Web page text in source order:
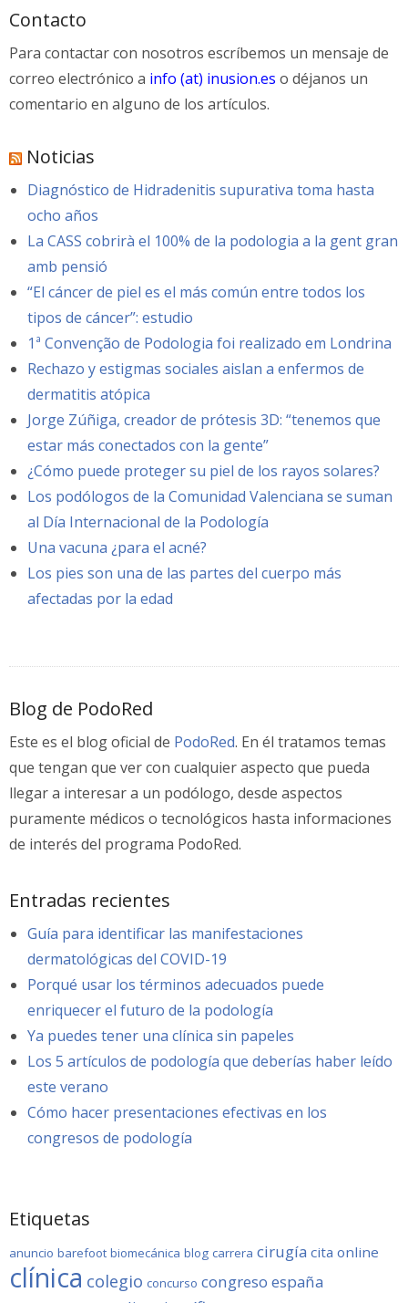
Contacto
Para contactar con nosotros escríbemos un mensaje de
correo electrónico a info (at) inusion.es o déjanos un
comentario en alguno de los artículos.
Noticias
Diagnóstico de Hidradenitis supurativa toma hasta
ocho años
La CASS cobrirà el 100% de la podologia a la gent gran
amb pensió
“El cáncer de piel es el más común entre todos los
tipos de cáncer”: estudio
1ª Convenção de Podologia foi realizado em Londrina
Rechazo y estigmas sociales aislan a enfermos de
dermatitis atópica
Jorge Zúñiga, creador de prótesis 3D: “tenemos que
estar más conectados con la gente”
¿Cómo puede proteger su piel de los rayos solares?
Los podólogos de la Comunidad Valenciana se suman
al Día Internacional de la Podología
Una vacuna ¿para el acné?
Los pies son una de las partes del cuerpo más
afectadas por la edad
Blog de PodoRed
Este es el blog oficial de PodoRed. En él tratamos temas
que tengan que ver con cualquier aspecto que pueda
llegar a interesar a un podólogo, desde aspectos
puramente médicos o tecnológicos hasta informaciones
de interés del programa PodoRed.
Entradas recientes
Guía para identificar las manifestaciones
dermatológicas del COVID-19
Porqué usar los términos adecuados puede
enriquecer el futuro de la podología
Ya puedes tener una clínica sin papeles
Los 5 artículos de podología que deberías haber leído
este verano
Cómo hacer presentaciones efectivas en los
congresos de podología
Etiquetas
anuncio barefoot biomecánica blog carrera cirugía cita online
clínica colegio concurso congreso españa